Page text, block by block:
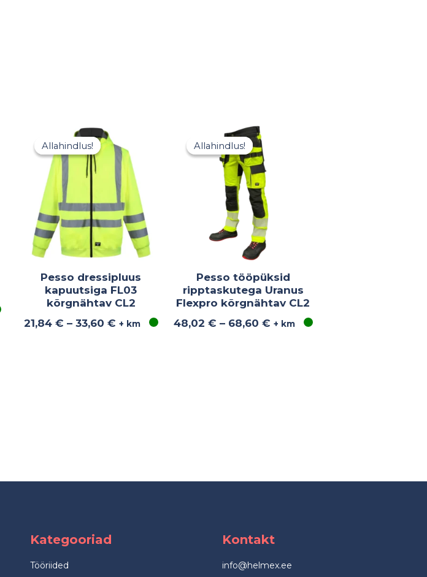
Allahindlus!
Allahindlus!
Pesso dressipluus
kapuutsiga FL03
kõrgnähtav CL2
21,84 € – 33,60 €
21,84 €
kuni
33,60 €
+ km
Allahindlus!
Allahindlus!
Pesso tööpüksid
ripptaskutega Uranus
Flexpro kõrgnähtav CL2
48,02 € – 68,60 € + km
Kategooriad
Tööriided
Kontakt
info@helmex.ee